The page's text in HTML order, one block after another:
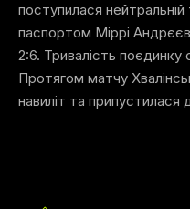
поступилася нейтральній
паспортом Міррі
2:6. Тривалість поєдинку
Протягом матчу
навиліт та припустилася